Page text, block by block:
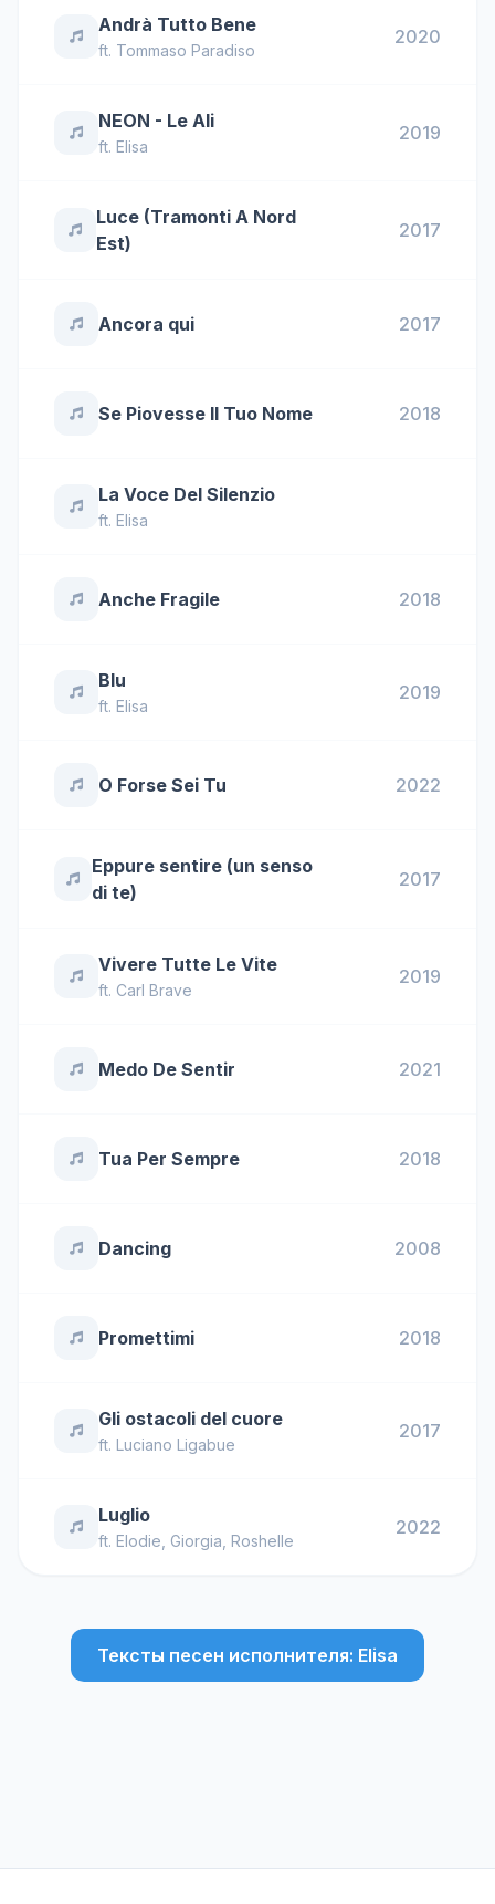
Andrà Tutto Bene
ft. Tommaso Paradiso
2020
NEON - Le Ali
ft. Elisa
2019
Luce (Tramonti A Nord
Est)
2017
Ancora qui 2017
Se Piovesse Il Tuo Nome 2018
La Voce Del Silenzio
ft. Elisa
Anche Fragile 2018
Blu
ft. Elisa
2019
O Forse Sei Tu 2022
Eppure sentire (un senso
di te)
2017
Vivere Tutte Le Vite
ft. Carl Brave
2019
Medo De Sentir 2021
Tua Per Sempre 2018
Dancing 2008
Promettimi 2018
Gli ostacoli del cuore
ft. Luciano Ligabue
2017
Luglio
ft. Elodie Giorgia Roshelle
2022
Тексты песен исполнителя: Elisa